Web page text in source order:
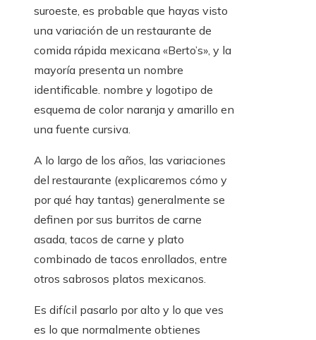
suroeste, es probable que hayas visto
una variación de un restaurante de
comida rápida mexicana «Berto’s», y la
mayoría presenta un nombre
identificable. nombre y logotipo de
esquema de color naranja y amarillo en
una fuente cursiva.
A lo largo de los años, las variaciones
del restaurante (explicaremos cómo y
por qué hay tantas) generalmente se
definen por sus burritos de carne
asada, tacos de carne y plato
combinado de tacos enrollados, entre
otros sabrosos platos mexicanos.
Es difícil pasarlo por alto y lo que ves
es lo que normalmente obtienes